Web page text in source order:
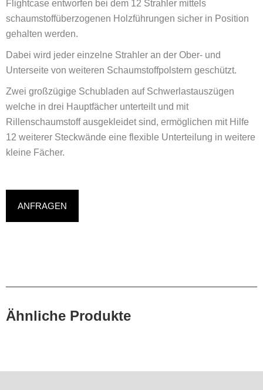
Flightcase entworfen bei dem 12 Strahler mittels
schaumstoffüberzogenen Holzführungen sicher in Position
gehalten werden.
Dabei wird jeder einzelne Strahler an der Ober- und
Unterseite von weiteren Schaumstoffpolstern geschützt.
Zwei großzügige Schubladen auf Schwerlastauszügen
welche in drei Hauptfächer unterteilt und mit
Rillenschaumstoff ausgekleidet sind, ermöglichen mit Hilfe
12 weiterer Steckwände eine flexible Unterteilung in weitere
kleine Fächer.
ANFRAGEN
Ähnliche Produkte